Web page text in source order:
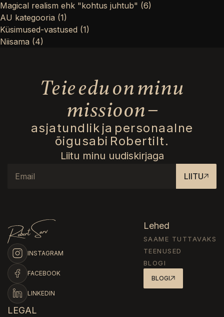
Magical realism ehk "kohtus juhtub" (6)
AU kategooria (1)
Küsimused-vastused (1)
Niisama (4)
Teie edu on minu
missioon –
asjatundlik ja personaalne
õigusabi Robertilt.
Liitu minu uudiskirjaga
LIITU
INSTAGRAM
FACEBOOK
LINKEDIN
Lehed
SAAME TUTTAVAKS
TEENUSED
BLOGI
BLOGI
LEGAL